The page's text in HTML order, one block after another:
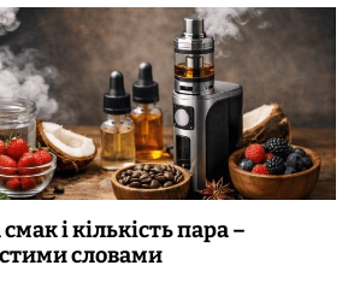
і кількість пара –
словами